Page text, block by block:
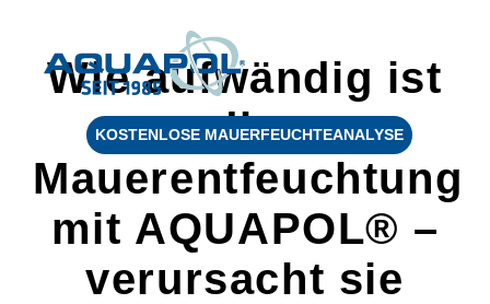
KOSTENLOSE MAUERFEUCHTEANALYSE
Wie aufwändig ist
die
Mauerentfeuchtung
mit AQUAPOL® –
verursacht sie